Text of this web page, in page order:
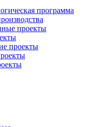
программа
проекты
проекты